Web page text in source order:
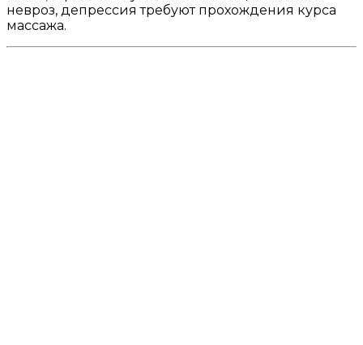
невроз, депрессия требуют прохождения курса
массажа.